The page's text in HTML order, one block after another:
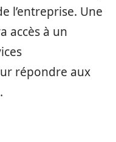
l’entreprise. Une
accès à un
répondre aux